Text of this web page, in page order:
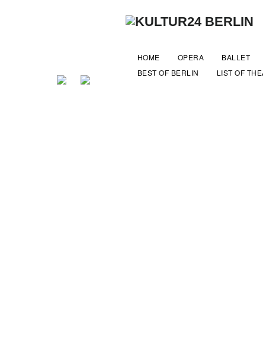
HOME OPERA BALLET
BEST OF BERLIN
LIST OF